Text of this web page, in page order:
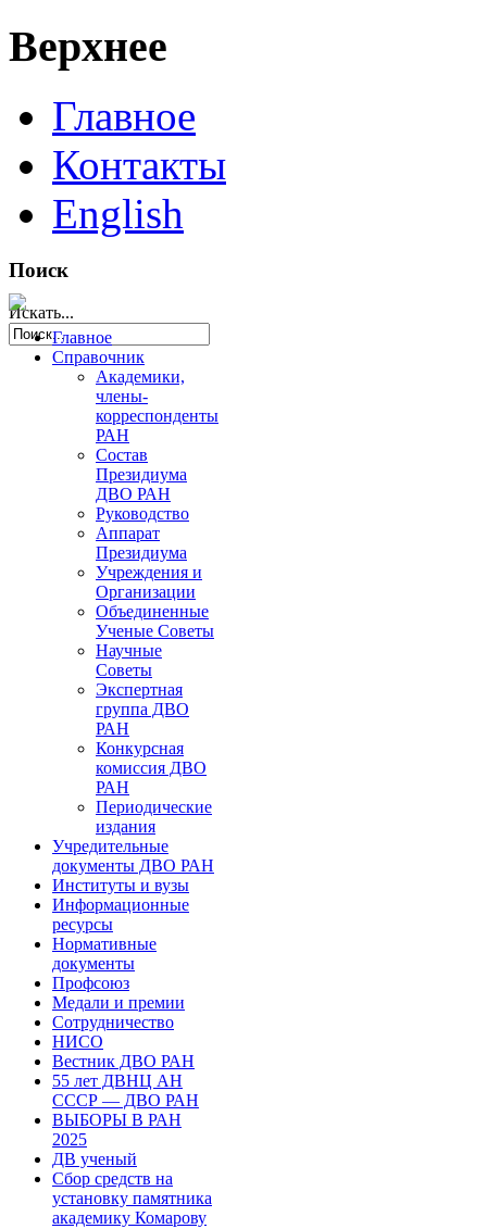
Верхнее
Главное
Контакты
English
Поиск
Искать...
Главное
Справочник
Академики,
члены-
корреспонденты
РАН
Состав
Президиума
ДВО РАН
Руководство
Аппарат
Президиума
Учреждения и
Организации
Объединенные
Ученые Советы
Научные
Советы
Экспертная
группа ДВО
РАН
Конкурсная
комиссия ДВО
РАН
Периодические
издания
Учредительные
документы ДВО РАН
Институты и вузы
Информационные
ресурсы
Нормативные
документы
Профсоюз
Медали и премии
Сотрудничество
НИСО
Вестник ДВО РАН
55 лет ДВНЦ АН
СССР — ДВО РАН
ВЫБОРЫ В РАН
2025
ДВ ученый
Сбор средств на
установку памятника
академику Комарову